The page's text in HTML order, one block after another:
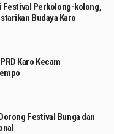
Festival Perkolong-kolong,
Budaya Karo
Karo Kecam
Festival Bunga dan